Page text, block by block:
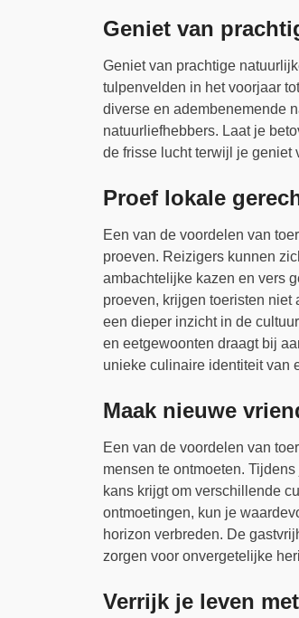
Geniet van
Geniet van prachtige
tulpenvelden in het voorjaar
diverse en adembenemende
natuurliefhebbers. Laat je
de frisse lucht terwijl je geniet
Proef lokale
Een van de voordelen van
proeven. Reizigers kunnen
ambachtelijke kazen en vers
proeven, krijgen toeristen
een dieper inzicht in de
en eetgewoonten draagt bij
unieke culinaire identiteit van
Maak nieuwe
Een van de voordelen van
mensen te ontmoeten.
kans krijgt om verschillende
ontmoetingen, kun je
horizon verbreden. De
zorgen voor onvergetelijke
Verrijk je leven